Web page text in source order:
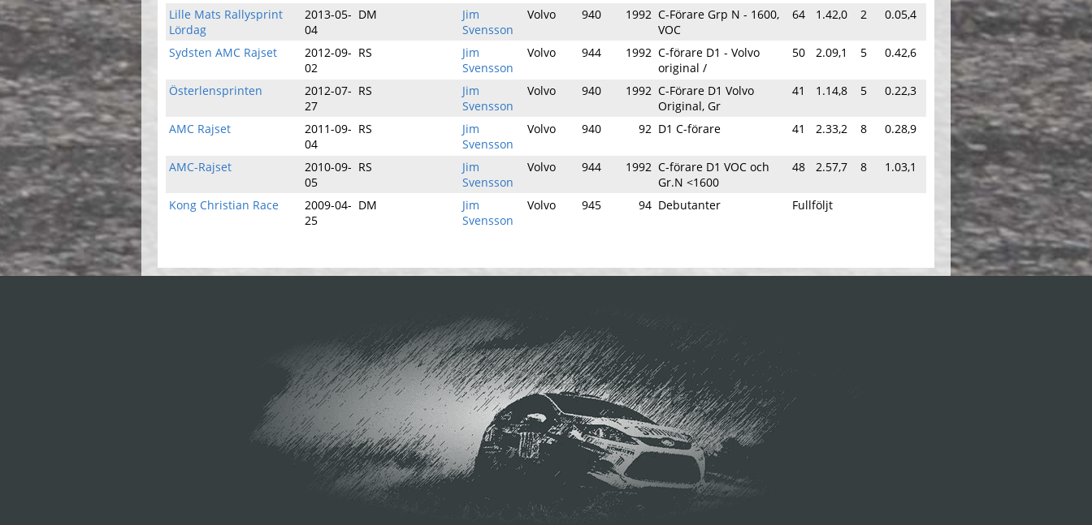
Lille Mats Rallysprint
Lördag
2013-05-
04
DM
Jim
Svensson
Volvo 940 1992 C-Förare Grp N - 1600,
VOC
64 1.42,0 2 0.05,4
Sydsten AMC Rajset
2012-09-
02
RS
Jim
Svensson
Volvo 944 1992 C-förare D1 - Volvo
original /
50 2.09,1 5 0.42,6
Österlensprinten
2012-07-
27
RS
Jim
Svensson
Volvo 940 1992 C-Förare D1 Volvo
Original, Gr
41 1.14,8 5 0.22,3
AMC Rajset
2011-09-
04
RS
Jim
Svensson
Volvo 940 92 D1 C-förare 41 2.33,2 8 0.28,9
AMC-Rajset
2010-09-
05
RS
Jim
Svensson
Volvo 944 1992 C-förare D1 VOC och
Gr.N <1600
48 2.57,7 8 1.03,1
Kong Christian Race
2009-04-
25
DM
Jim
Svensson
Volvo 945 94 Debutanter Fullföljt